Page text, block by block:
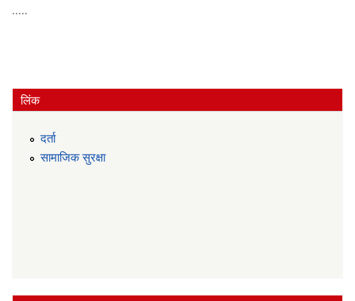
.....
लिंक
दर्ता
सामाजिक सुरक्षा